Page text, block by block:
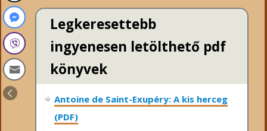
Legkeresettebb
ingyenesen letölthető pdf
könyvek
Antoine de Saint-Exupéry: A kis herceg
(PDF)